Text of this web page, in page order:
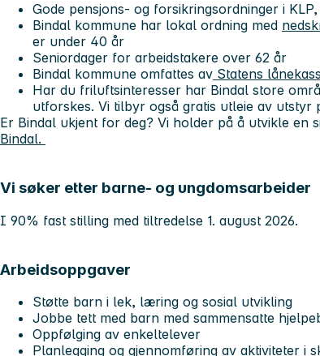
Gode pensjons- og forsikringsordninger i
Bindal kommune har lokal ordning med
er under 40 år
Seniordager for arbeidstakere over 62 år
Bindal kommune omfattes av Statens
Har du friluftsinteresser har Bindal store
utforskes. Vi tilbyr også gratis utleie av utstyr
Er Bindal ukjent for deg? Vi holder på å utvikle en
Bindal.
Vi søker etter barne- og ungdomsarbeider
I 90% fast stilling med tiltredelse 1. august 2026.
Arbeidsoppgaver
Støtte barn i lek, læring og sosial utvikling
Jobbe tett med barn med sammensatte
Oppfølging av enkeltelever
Planlegging og gjennomføring av aktiviteter i